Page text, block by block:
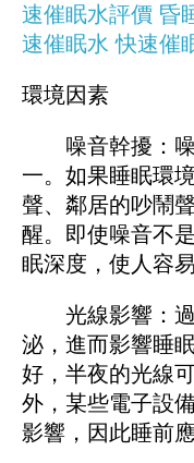
速催眠水評價 昏
速催眠水 快速催
環境因素
噪音幹擾：噪
一。如果睡眠環
聲、鄰居的吵鬧
醒。即使噪音不
眠深度，使人容易
光線影響：過
泌，進而影響睡
好，半夜的光線
外，某些電子設
影響，因此睡前